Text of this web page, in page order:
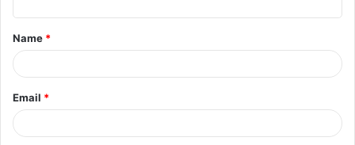
t
*
Name *
Email *